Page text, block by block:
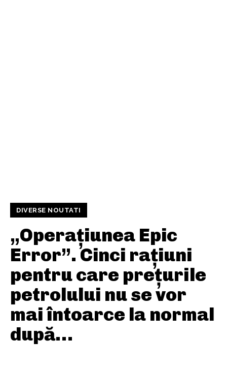
DIVERSE NOUTATI
„Operațiunea Epic
Error”. Cinci rațiuni
pentru care prețurile
petrolului nu se vor
mai întoarce la normal
după…